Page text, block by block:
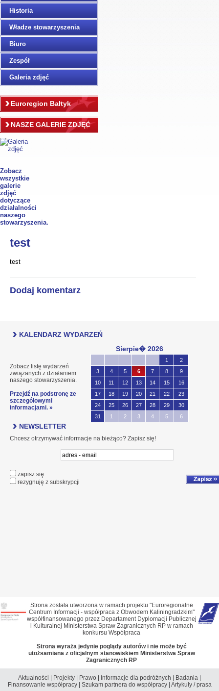
Historia
Władze stowarzyszenia
Biuro
Zespół
Galeria zdjęć
Euroregion Bałtyk
NASZE GALERIE ZDJĘĆ
Zobacz
wszystkie
galerie
zdjęć
dotyczące
działalności
naszego
stowarzyszenia.
test
test
Dodaj komentarz
KALENDARZ WYDARZEŃ
Zobacz listę wydarzeń
związanych z działaniem
naszego stowarzyszenia.
Przejdź na podstronę ze
szczegółowymi
informacjami. »
Sierpie� 2026
1
2
3
4 5 6 7 8
9
10
11 12 13 14 15
16
17
18 19 20 21 22
23
24
25 26 27 28 29
30
31
1 2 3 4 5 6
NEWSLETTER
Chcesz otrzymywać informacje na bieżąco? Zapisz się!
zapisz się
rezygnuję z subskrypcji
Strona została utworzona w ramach projektu "Euroregionalne
Centrum Informacji - współpraca z Obwodem Kaliningradzkim"
współfinansowanego przez Departament Dyplomacji Publicznej
i Kulturalnej Ministerstwa Spraw Zagranicznych RP w ramach
konkursu Współpraca
Strona wyraża jedynie poglądy autorów i nie może być
utożsamiana z oficjalnym stanowiskiem Ministerstwa Spraw
Zagranicznych RP
Aktualności Projekty Prawo Informacje dla podróżnych Badania
Finansowanie współpracy| Szukam partnera do współpracy| Artykuły / prasa